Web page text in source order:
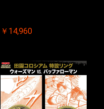
￥14,960